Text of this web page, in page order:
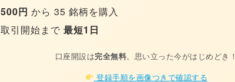
500円 から 35 銘柄を購入
取引開始まで最短1日
口座開設は完全無料。思い立った今がはじめどき！
登録手順を画像つきで確認する